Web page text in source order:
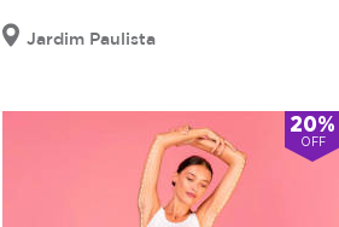
Jardim Paulista
20%
OFF